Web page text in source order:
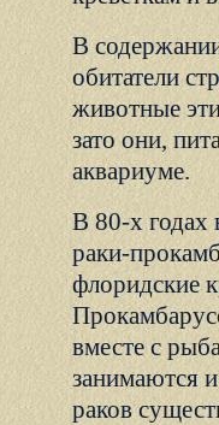
В
обитатели
животные
зато они,
аквариуме.
В 80-х годах
раки-
флоридские
вместе с
занимаются
раков